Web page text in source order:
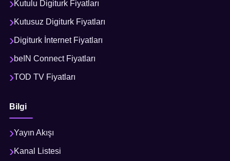
Kutulu Digiturk Fiyatları
Kutusuz Digiturk Fiyatları
Digiturk İnternet Fiyatları
beIN Connect Fiyatları
TOD TV Fiyatları
Bilgi
Yayın Akışı
Kanal Listesi